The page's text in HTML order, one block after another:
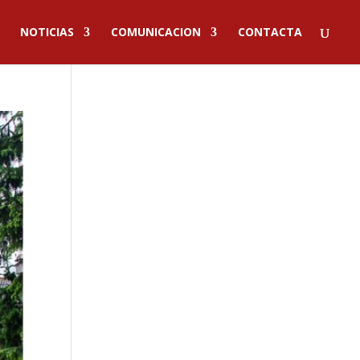
NOTICIAS COMUNICACION CONTACTA